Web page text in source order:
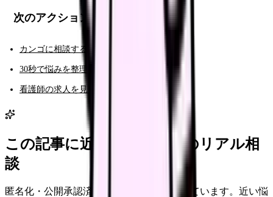
次のアクション
カンゴに相談する（AI相談）
30秒で悩みを整理する（悩み診断）
看護師の求人を見る
この記事に近い看護師さんのリアル相
談
匿名化・公開承認済みの本音だけを表示しています。近い悩